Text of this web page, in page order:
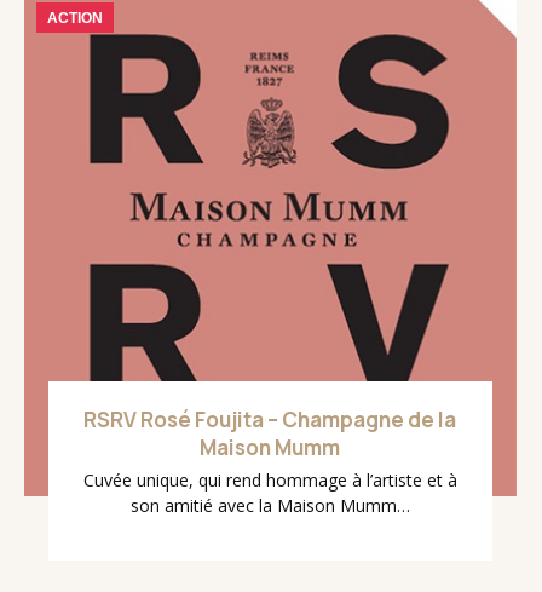
ACTION
RSRV Rosé Foujita – Champagne de la
Maison Mumm
Cuvée unique, qui rend hommage à l’artiste et à
son amitié avec la Maison Mumm…